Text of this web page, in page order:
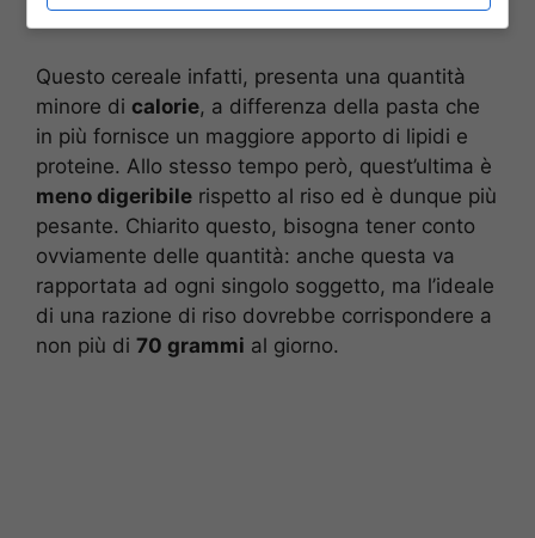
perdere peso.
Questo cereale infatti, presenta una quantità
minore di calorie, a differenza della pasta che
in più fornisce un maggiore apporto di lipidi e
proteine. Allo stesso tempo però, quest’ultima è
meno digeribile rispetto al riso ed è dunque più
pesante. Chiarito questo, bisogna tener conto
ovviamente delle quantità: anche questa va
rapportata ad ogni singolo soggetto, ma l’ideale
di una razione di riso dovrebbe corrispondere a
non più di 70 grammi al giorno.